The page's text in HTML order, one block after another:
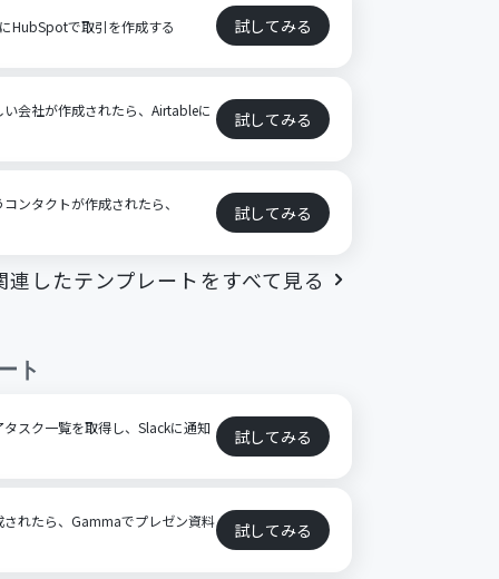
HubSpotで取引を作成する 試してみる
会社が作成されたら、Airtableに 試してみる
ンタクトが作成されたら、 試してみる
連したテンプレートをすべて見る
ト
スク一覧を取得し、Slackに通知 試してみる
れたら、Gammaでプレゼン資料 試してみる